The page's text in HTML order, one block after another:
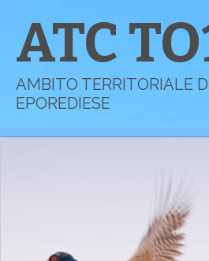
ATC
AMBITO TERRITORIALE
EPOREDIESE